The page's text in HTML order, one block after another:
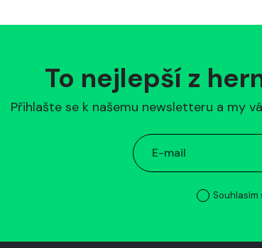
To nejlepší z
Přihlašte se k našemu newsletteru a my